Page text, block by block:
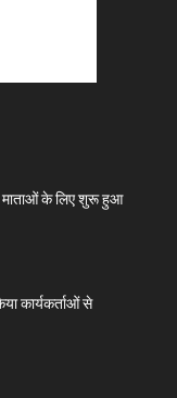
माताओं के लिए शुरू हुआ
कार्यकर्ताओं से